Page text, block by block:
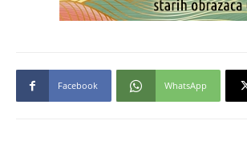
Facebook WhatsApp